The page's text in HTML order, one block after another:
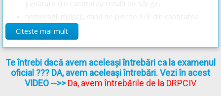
totală de sânge;
hemoragiimici, când se pierde o cantitate de 500 - 600
Scurgerea abundentă de sânge, internă sau externă, în urma
ruperii sau tăierii peretelui unui vas sangvin poartă numele de
Citeste mai mult
Te întrebi dacă avem aceleași întrebări ca la examenul
oficial ??? DA, avem aceleași întrebări. Vezi în acest
VIDEO -->>Da, avem întrebările de la DRPCIV